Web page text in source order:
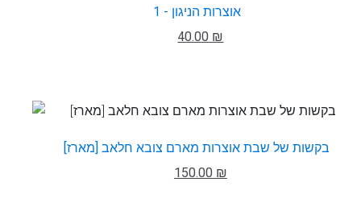
אוצרות הניגון - 1
40.00 ₪
בקשות של שבת אוצרות מארם צובא חלאב [מארז]
150.00 ₪